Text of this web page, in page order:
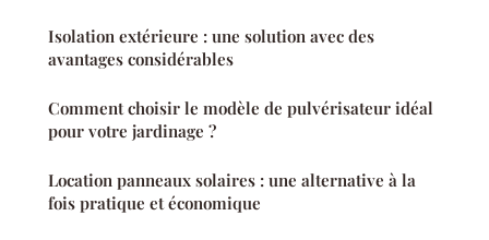
Isolation extérieure : une solution avec des
avantages considérables
Comment choisir le modèle de pulvérisateur idéal
pour votre jardinage ?
Location panneaux solaires : une alternative à la
fois pratique et économique